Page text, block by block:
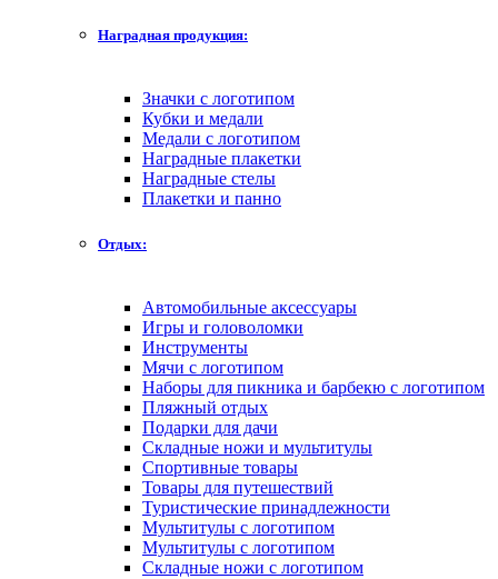
Наградная продукция:
Значки с логотипом
Кубки и медали
Медали с логотипом
Наградные плакетки
Наградные стелы
Плакетки и панно
Отдых:
Автомобильные аксессуары
Игры и головоломки
Инструменты
Мячи с логотипом
Наборы для пикника и барбекю с логотипом
Пляжный отдых
Подарки для дачи
Складные ножи и мультитулы
Спортивные товары
Товары для путешествий
Туристические принадлежности
Мультитулы с логотипом
Мультитулы с логотипом
Складные ножи с логотипом